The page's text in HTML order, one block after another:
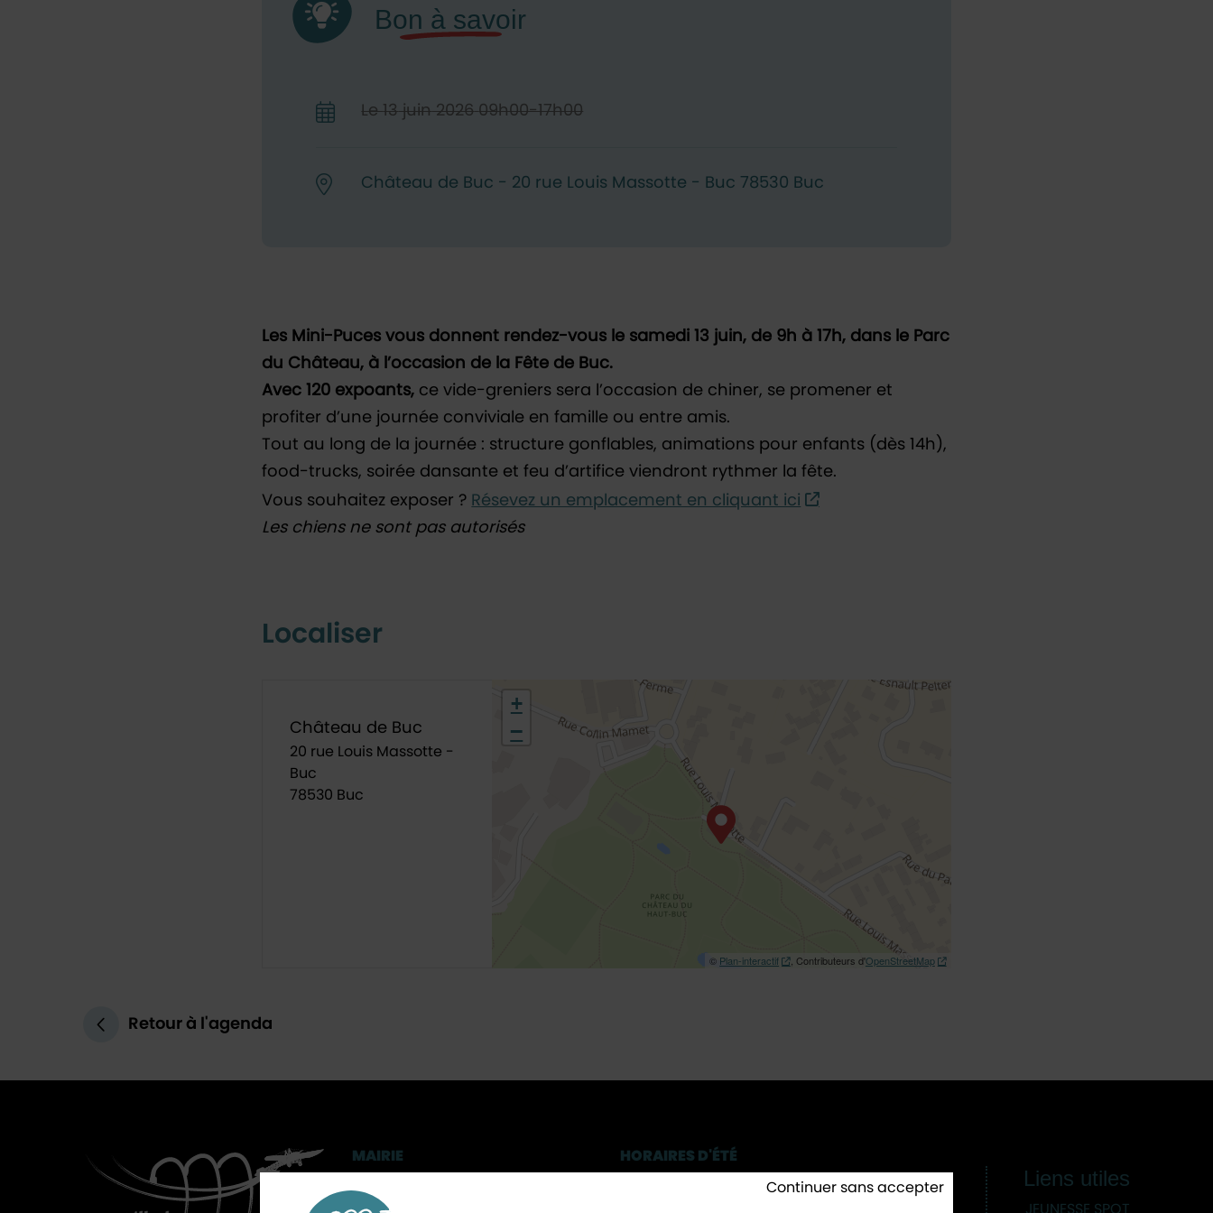
Continuer sans accepter
Le13juin2026 09h00-17h00
Château de Buc - 20 rue Louis Massotte - Buc 78530 Buc
Les Mini-Puces vous donnent rendez-vous le samedi 13 juin, de 9h à 17h, dans le Parc
du Château, à l’occasion de la Fête de Buc.
Avec 120 expoants, ce vide-greniers sera l’occasion de chiner, se promener et
profiter d’une journée conviviale en famille ou entre amis.
Tout au long de la journée : structure gonflables, animations pour enfants (dès 14h),
food-trucks, soirée dansante et feu d’artifice viendront rythmer la fête.
Vous souhaitez exposer ? Résevez un emplacement en cliquant ici
Les chiens ne sont pas autorisés
Localiser
+
−
© Plan-interactif , Contributeurs d'OpenStreetMap
Château de Buc
20 rue Louis Massotte -
Buc
78530 Buc
Retour à l'agenda
MAIRIE
CS 90236 - 78530 Buc
HORAIRES D'ÉTÉ
: 8h30-12h / 13h-17h
Liens utiles
JEUNESSE SPOT